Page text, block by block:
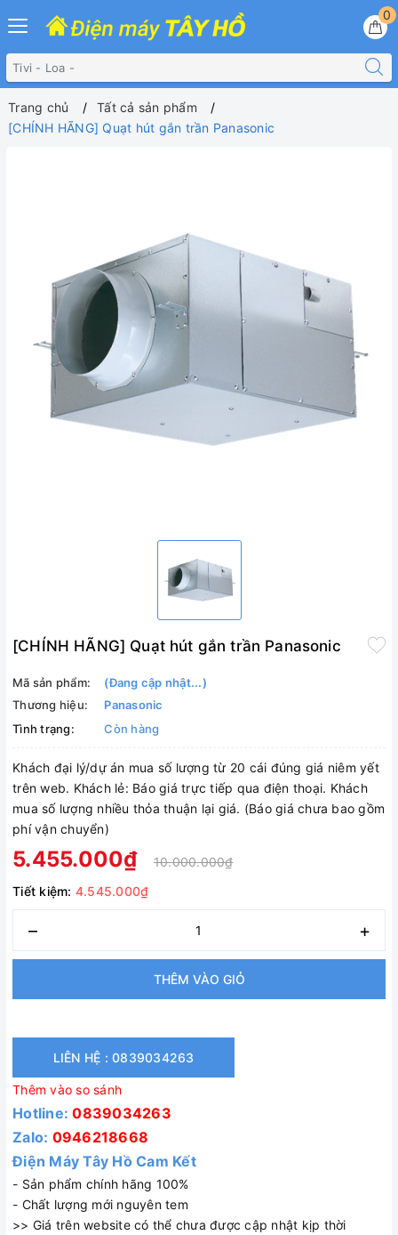
0
Trang chủ
Tất cả sản phẩm
[CHÍNH HÃNG] Quạt hút gắn trần Panasonic
[CHÍNH HÃNG] Quạt hút gắn trần Panasonic
Mã sản phẩm:
(Đang cập nhật...)
Thương hiệu:
Panasonic
Tình trạng:
Còn hàng
Khách đại lý/dự án mua số lượng từ 20 cái đúng giá niêm yết
trên web. Khách lẻ: Báo giá trực tiếp qua điện thoại. Khách
mua số lượng nhiều thỏa thuận lại giá. (Báo giá chưa bao gồm
phí vận chuyển)
5.455.000₫
10.000.000₫
Tiết kiệm: 4.545.000₫
– +
THÊM VÀO GIỎ
LIÊN HỆ : 0839034263
Thêm vào so sánh
Hotline:0839034263
Zalo: 0946218668
Điện Máy Tây Hồ Cam Kết
- Sản phẩm chính hãng 100%
- Chất lượng mới nguyên tem
>> Giá trên website có thể chưa được cập nhật kịp thời